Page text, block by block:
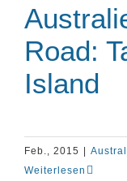
Road:
Island
Feb., 2015
Weiterlesen